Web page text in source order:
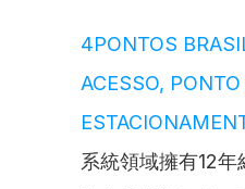
4PONTOS
ACESSO, PONTO
系統領域擁有12